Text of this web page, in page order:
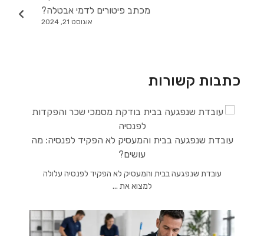
מכתב פיטורים לדמי אבטלה?
אוגוסט 21, 2024
כתבות קשורות
עובדת שנפגעה בבית והמעסיק לא הפקיד לפנסיה: מה
עושים?
עובדת שנפגעה בבית והמעסיק לא הפקיד לפנסיה עלולה
למצוא את ...